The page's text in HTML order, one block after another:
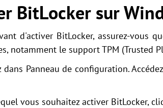
BitLocker sur
d'activer BitLocker, assurez-vous
notamment le support TPM (Trusted
dans Panneau de configuration.
vous souhaitez activer BitLocker,